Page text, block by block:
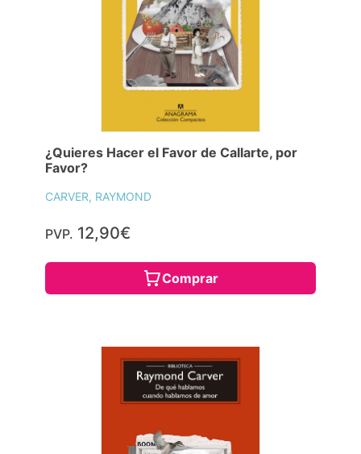
¿Quieres Hacer el Favor de Callarte, por
Favor?
CARVER, RAYMOND
PVP. 12,90€
Comprar